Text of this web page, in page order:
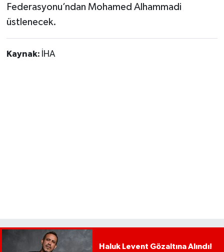
Federasyonu’ndan Mohamed Alhammadi
üstlenecek.
Kaynak: İHA
Haluk Levent Gözaltına Alındı!